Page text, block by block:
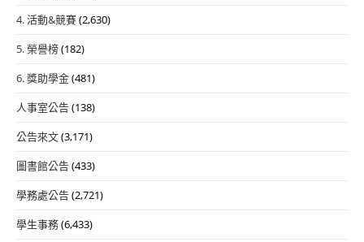
4. 活動&競賽(2,630)
5. 榮譽榜(182)
6. 獎助學金(481)
人事室公告(138)
公告來文(3,171)
圖書館公告(433)
學務處公告(2,721)
學生事務(6,433)